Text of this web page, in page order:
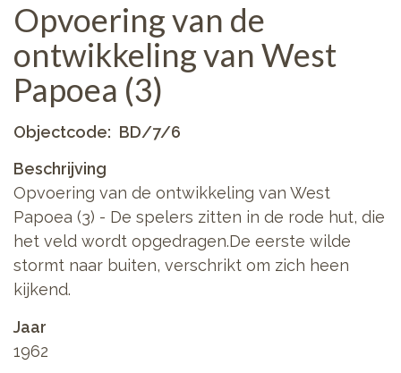
Opvoering van de
ontwikkeling van West
Papoea (3)
Objectcode
BD/7/6
Beschrijving
Opvoering van de ontwikkeling van West
Papoea (3) - De spelers zitten in de rode hut, die
het veld wordt opgedragen.De eerste wilde
stormt naar buiten, verschrikt om zich heen
kijkend.
Jaar
1962